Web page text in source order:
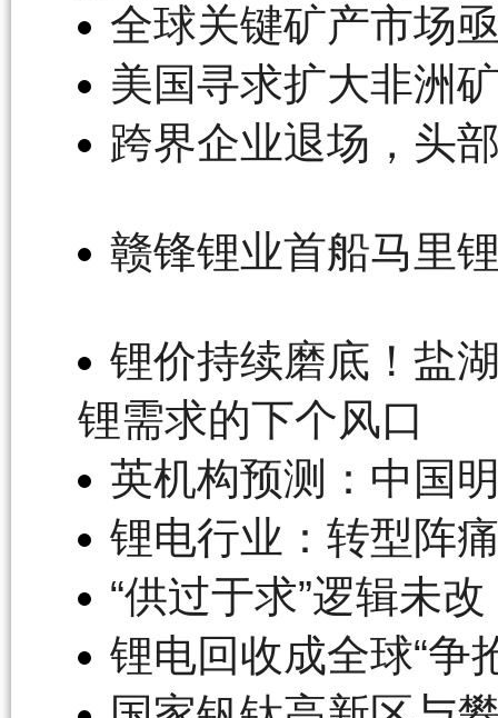
全球关键矿产市场
美国寻求扩大非洲
跨界企业退场，头
赣锋锂业首船马里
锂价持续磨底！盐
锂需求的下个风口
英机构预测：中国
锂电行业：转型阵
“供过于求”逻辑未
锂电回收成全球“争